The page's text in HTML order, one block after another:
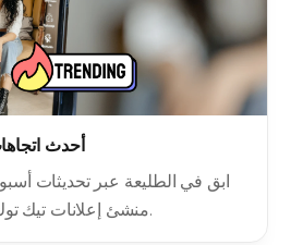
أحدث
ابق في الطليعة عبر تحديثات
منشئ إعلانات تيك توك التي تعزز التحويل.